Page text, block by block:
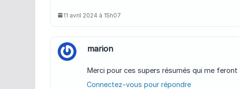
11 avril 2024 à 15h07
marion
Merci pour ces supers résumés qui me
Connectez-vous pour répondre